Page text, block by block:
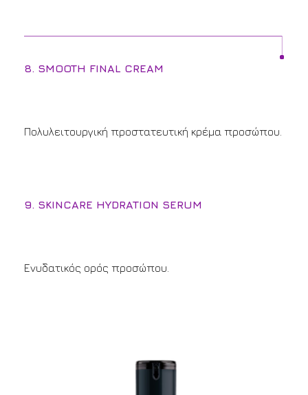
8. SMOOTH FINAL CREAM
Πολυλειτουργική προστατευτική κρέμα προσώπου.
9. SKINCARE HYDRATION SERUM
Ενυδατικός ορός προσώπου.